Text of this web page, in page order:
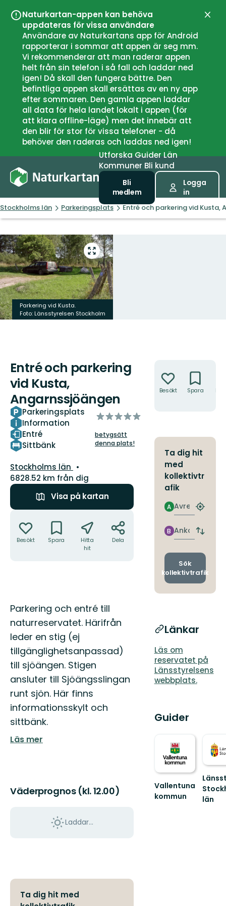
Naturkartan-appen kan behöva
uppdateras för vissa användare
Användare av Naturkartans app för Android
rapporterar i sommar att appen är seg mm.
Vi rekommenderar att man raderar appen
helt från sin telefon i så fall och laddar ned
igen! Då skall den fungera bättre. Den
befintliga appen skall ersättas av en ny app
efter sommaren. Den gamla appen laddar
all data för hela landet lokalt i appen (för
att klara offline-läge) men det innebär att
den blir för stor för vissa telefoner - då
behöver den raderas och laddas ned igen!
UtforskaGuiderLän
Kommuner Bli kund
Bli
medlem
Logga
in
Stockholms län Parkeringsplats Entré och parkering vid Kusta,
Gå
till
helskärmsläge
Parkering vid Kusta.
Foto: Länsstyrelsen Stockholm
Entré och parkering
vid Kusta,
Angarnssjöängen
Parkeringsplats
Information
Entré
Sittbänk
av
stjärnor
betygsätt
denna plats!
Län:
Stockholms län
6828.52 km från dig
Visa på kartan
Besökt Spara
Hitta
hit
Dela
Beskrivning
Parkering och entré till
naturreservatet. Härifrån
leder en stig (ej
tillgänglighetsanpassad)
till sjöängen. Stigen
ansluter till Sjöängsslingan
runt sjön. Här finns
informationsskylt och
sittbänk.
Läs mer
Väderprognos (kl. 12.00)
Laddar...
Ta dig hit med
Besökt Spara
Ta dig hit
med
kollektivtr
afik
Avresa
A
Hitta
Ankomst
B
Byt
och
Sök
kollektivtrafik
Länkar
Läs om
reservatet på
Länsstyrelsens
webbplats.
Guider
Vallentuna
kommun
län